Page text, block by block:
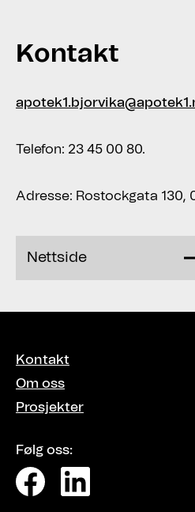
Kontakt
Telefon: 23 45 00 80.
Adresse: Rostockgata 130,
Nettside
Kontakt
Om oss
Prosjekter
Følg oss: